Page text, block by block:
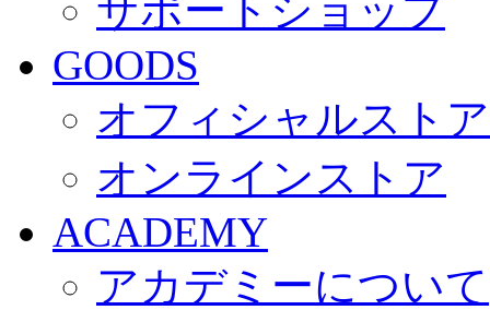
サポートショップ
GOODS
オフィシャルスト
オンラインストア
ACADEMY
アカデミーについて